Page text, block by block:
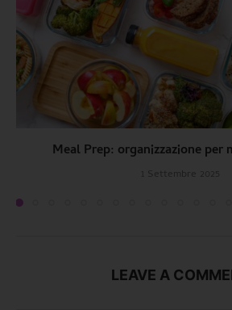
Meal Prep: organizzazione per
1 Settembre 2025
LEAVE A